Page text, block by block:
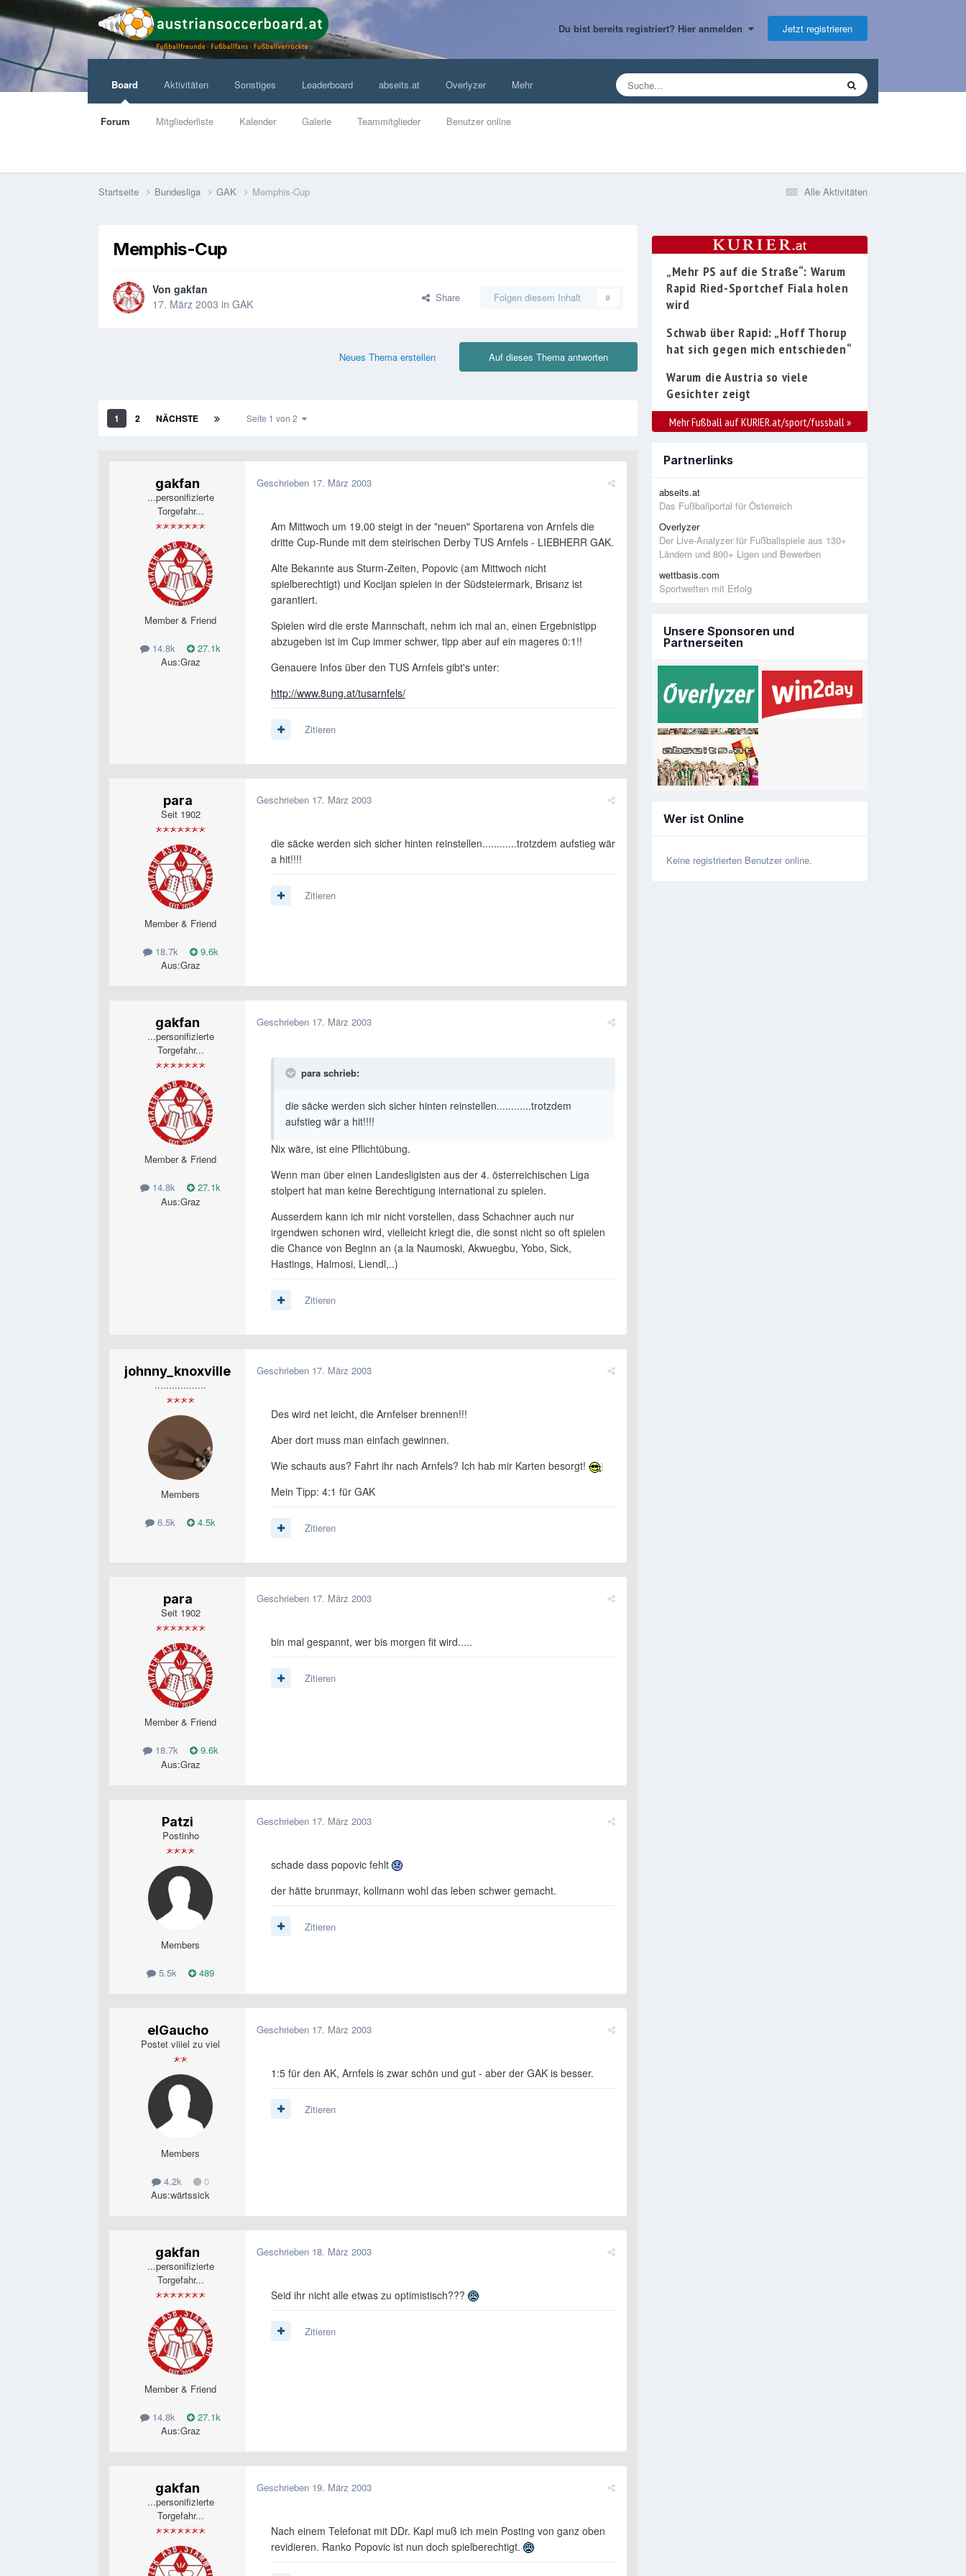
Du bist bereits registriert? Hier anmelden Jetzt registrieren
Board
Forum Mitgliederliste Kalender Galerie Teammitglieder Benutzer online
Aktivitäten Sonstiges Leaderboard abseits.at Overlyzer Mehr
Alle Aktivitäten
Startseite Bundesliga GAK Memphis-Cup
Memphis-Cup
Von gakfan
17. März 2003 in GAK Share Folgen diesem Inhalt 0
Auf dieses Thema antworten
Neues Thema erstellen
1 2 NÄCHSTE Seite 1 von 2
gakfan
...personifizierte
Torgefahr...
Member & Friend
14.8k
27.1k
Aus:Graz
Geschrieben 17. März 2003
Am Mittwoch um 19.00 steigt in der "neuen" Sportarena von Arnfels die
dritte Cup-Runde mit dem steirischen Derby TUS Arnfels - LIEBHERR GAK.
Alte Bekannte aus Sturm-Zeiten, Popovic (am Mittwoch nicht
spielberechtigt) und Kocijan spielen in der Südsteiermark, Brisanz ist
garantiert.
Spielen wird die erste Mannschaft, nehm ich mal an, einen Ergebnistipp
abzugeben ist im Cup immer schwer, tipp aber auf ein mageres 0:1!!
Genauere Infos über den TUS Arnfels gibt's unter:
http://www.8ung.at/tusarnfels/
Zitieren
para
Seit 1902
Member & Friend
18.7k
9.6k
Aus:Graz
Geschrieben 17. März 2003
die säcke werden sich sicher hinten reinstellen............trotzdem aufstieg wär
a hit!!!!
Zitieren
gakfan
...personifizierte
Torgefahr...
Member & Friend
14.8k
27.1k
Aus:Graz
Geschrieben 17. März 2003
para schrieb:
die säcke werden sich sicher hinten reinstellen............trotzdem
aufstieg wär a hit!!!!
Nix wäre, ist eine Pflichtübung.
Wenn man über einen Landesligisten aus der 4. österreichischen Liga
stolpert hat man keine Berechtigung international zu spielen.
Ausserdem kann ich mir nicht vorstellen, dass Schachner auch nur
irgendwen schonen wird, vielleicht kriegt die, die sonst nicht so oft spielen
die Chance von Beginn an (a la Naumoski, Akwuegbu, Yobo, Sick,
Hastings, Halmosi, Liendl,..)
Zitieren
johnny_knoxville
..................
Members
6.5k 4.5k
Geschrieben 17. März 2003
Des wird net leicht, die Arnfelser brennen!!!
Aber dort muss man einfach gewinnen.
Wie schauts aus? Fahrt ihr nach Arnfels? Ich hab mir Karten besorgt!
Mein Tipp: 4:1 für GAK
Zitieren
para
Seit 1902
Member & Friend
18.7k
9.6k
Aus:Graz
Geschrieben 17. März 2003
bin mal gespannt, wer bis morgen fit wird.....
Zitieren
Patzi
Postinho
Members
5.5k 489
Geschrieben 17. März 2003
schade dass popovic fehlt
der hätte brunmayr, kollmann wohl das leben schwer gemacht.
Zitieren
elGaucho
Postet viiiel zu viel
Members
4.2k
0
Aus:wärtssick
Geschrieben 17. März 2003
1:5 für den AK, Arnfels is zwar schön und gut - aber der GAK is besser.
Zitieren
gakfan
...personifizierte
Torgefahr...
Member & Friend
14.8k
27.1k
Aus:Graz
Geschrieben 18. März 2003
Seid ihr nicht alle etwas zu optimistisch???
Zitieren
gakfan
...personifizierte
Torgefahr...
Geschrieben 19. März 2003
Nach einem Telefonat mit DDr. Kapl muß ich mein Posting von ganz oben
revidieren. Ranko Popovic ist nun doch spielberechtigt.
„Mehr PS auf die Straße“: Warum
Rapid Ried-Sportchef Fiala holen
wird
Schwab über Rapid: „Hoff Thorup
hat sich gegen mich entschieden“
Warum die Austria so viele
Gesichter zeigt
Mehr Fußball auf KURIER.at/sport/fussball »
Partnerlinks
abseits.at
Das Fußballportal für Österreich
Overlyzer
Der Live-Analyzer für Fußballspiele aus 130+
Ländern und 800+ Ligen und Bewerben
wettbasis.com
Sportwetten mit Erfolg
Unsere Sponsoren und
Partnerseiten
Wer ist Online
Keine registrierten Benutzer online.